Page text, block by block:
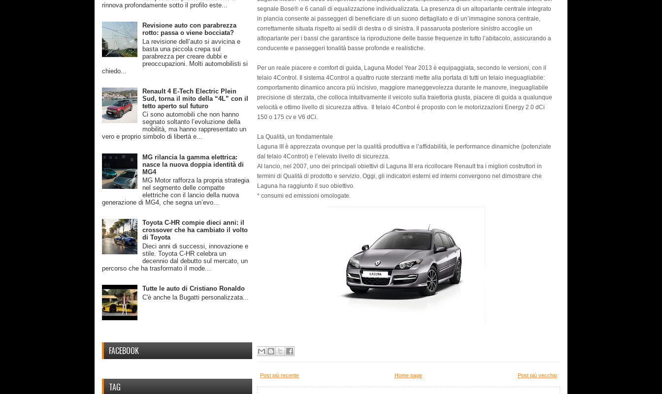
rinnova profondamente sotto il profilo este...
Revisione auto con parabrezza
rotto: passa o viene bocciata?
La revisione dell’auto si avvicina e
basta una piccola crepa sul
parabrezza per creare dubbi e
preoccupazioni. Molti automobilisti si
chiedo...
Renault 4 E-Tech Electric Plein
Sud, torna il mito della “4L” con il
tetto aperto sul futuro
Ci sono automobili che non hanno
segnato soltanto l’evoluzione della
mobilità, ma hanno rappresentato un
vero e proprio simbolo di libertà e...
MG rilancia la gamma elettrica:
nasce la nuova doppia identità di
MG4
MG Motor rafforza la propria strategia
nel segmento delle compatte
elettriche con il lancio della nuova
generazione di MG4, che segna un’evo...
Toyota C-HR compie dieci anni: il
crossover che ha cambiato il volto
di Toyota
Dieci anni di successi, innovazione e
stile. Toyota C-HR celebra un
decennio dal debutto sul mercato, un
percorso che ha trasformato il mode...
Tutte le auto di Cristiano Ronaldo
C'è anche la Bugatti personalizzata...
FACEBOOK
TAG
segnale Bose® e 6 canali di equalizzazione individualizzata. La presenza di un altoparlante centrale integrato
in plancia consente ai passeggeri di beneficiare di un suono dettagliato e di un’immagine sonora centrale,
correttamente situata rispetto ai sedili di destra o di sinistra. Il passaruota posteriore sinistro accoglie un
altoparlante per i bassi che garantisce la riproduzione delle basse frequenze in tutto l’abitacolo, assicurando a
conducente e passeggeri tonalità basse profonde e realistiche.
Per un reale piacere e comfort di guida, Laguna Model Year 2013 è equipaggiata, secondo le versioni, con il
telaio 4Control. Il sistema 4Control a quattro ruote sterzanti mette alla portata di tutti un telaio ineguagliabile:
comportamento dinamico ancora più incisivo, maggiore maneggevolezza durante le manovre, ineguagliabile
precisione di sterzata, che colloca intuitivamente il veicolo sulla traiettoria giusta, piacere di guida a qualunque
velocità e ottimo livello di sicurezza attiva. Il telaio 4Control è proposto con le motorizzazioni Energy 2.0 dCi
150 o 175 cv e V6 dCi.
La Qualità, un fondamentale
Laguna III è apprezzata ovunque per la qualità produttiva e l’affidabilità, le performance dinamiche (potenziate
dal telaio 4Control) e l’elevato livello di sicurezza.
Al lancio, nel 2007, uno dei principali obiettivi di Laguna III era ricollocare Renault tra i migliori costruttori in
termini di Qualità di prodotto e servizio. Oggi, gli indicatori esterni ed interni convergono nel dimostrare che
Laguna ha raggiunto il suo obiettivo.
* consumi ed emissioni omologate.
Post più recente Post più vecchio
Home page